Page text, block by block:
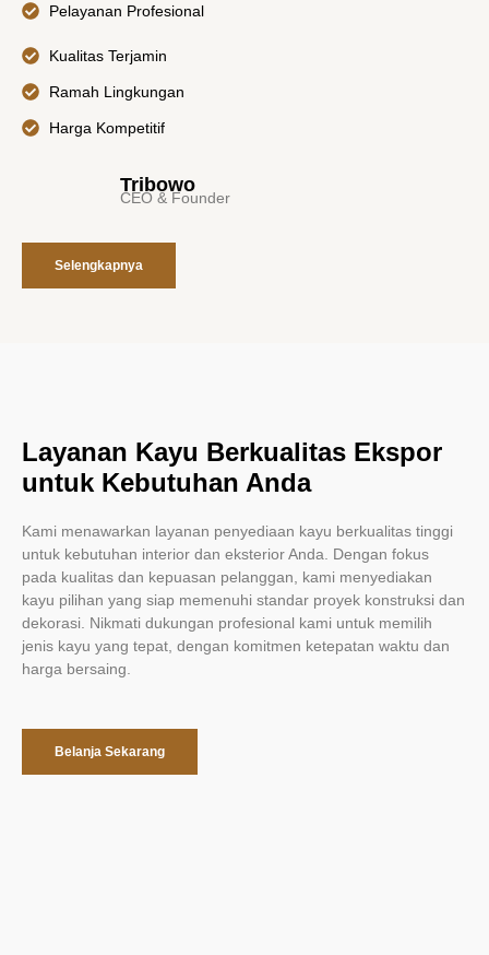
Pelayanan Profesional
Kualitas Terjamin
Ramah Lingkungan
Harga Kompetitif
Tribowo
CEO & Founder
Selengkapnya
Layanan Kayu Berkualitas Ekspor
untuk Kebutuhan Anda
Kami menawarkan layanan penyediaan kayu berkualitas tinggi
untuk kebutuhan interior dan eksterior Anda. Dengan fokus
pada kualitas dan kepuasan pelanggan, kami menyediakan
kayu pilihan yang siap memenuhi standar proyek konstruksi dan
dekorasi. Nikmati dukungan profesional kami untuk memilih
jenis kayu yang tepat, dengan komitmen ketepatan waktu dan
harga bersaing.
Belanja Sekarang